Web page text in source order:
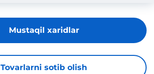
Tovarlarni sotib olish
Mustaqil xaridlar